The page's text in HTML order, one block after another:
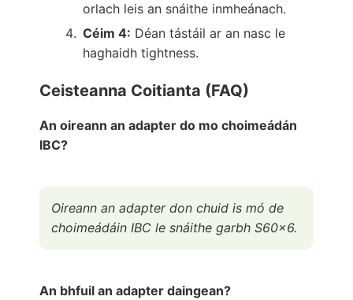
orlach leis an snáithe inmheánach.
Céim 4: Déan tástáil ar an nasc le
haghaidh tightness.
Ceisteanna Coitianta (FAQ)
An oireann an adapter do mo choimeádán
IBC?
Oireann an adapter don chuid is mó de
choimeádáin IBC le snáithe garbh S60x6.
An bhfuil an adapter daingean?